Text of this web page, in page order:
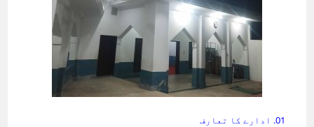
01. ادارے کا تعارف